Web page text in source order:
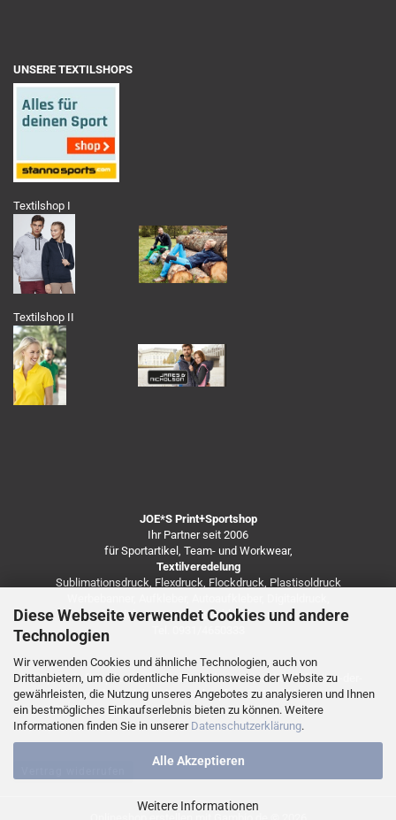
Diese Webseite verwendet Cookies und andere
Technologien
Wir verwenden Cookies und ähnliche Technologien, auch von
Drittanbietern, um die ordentliche Funktionsweise der Website zu
gewährleisten, die Nutzung unseres Angebotes zu analysieren und Ihnen
ein bestmögliches Einkaufserlebnis bieten zu können. Weitere
Informationen finden Sie in unserer Datenschutzerklärung.
Alle Akzeptieren
Weitere Informationen
UNSERE TEXTILSHOPS
Textilshop I
Textilshop II
JOE*S Print+Sportshop
Ihr Partner seit 2006
für Sportartikel, Team- und Workwear,
Textilveredelung
Sublimationsdruck, Flexdruck, Flockdruck, Plastisoldruck
Besticken von Arbeitsbekleidung u.v.m.
https://de.freepik.com/fotos-kostenlos/coronavirus-infektion-der-
vorderansicht-mit-speicherplatz_7248138.htm